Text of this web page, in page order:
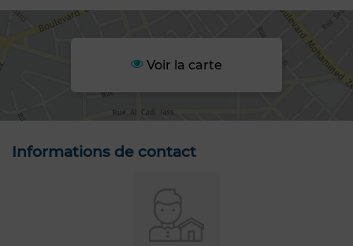
Voir la carte
Informations de contact